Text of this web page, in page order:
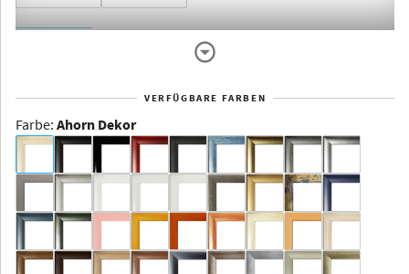
Dakota -
Rahmenloser
Aluminium
VERFÜGBARE FARBEN
Farbe: Ahorn Dekor